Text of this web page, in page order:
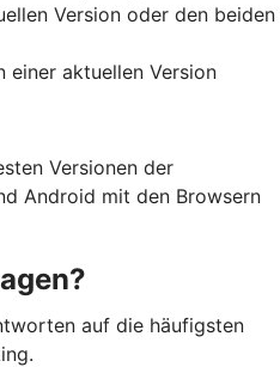
Version oder den beiden
einer aktuellen Version
Versionen der
Android mit den Browsern
auf die häufigsten